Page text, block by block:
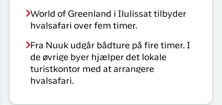
World of Greenland i Ilulissat tilbyder
hvalsafari over fem timer.
Fra Nuuk udgår bådture på fire timer. I
de øvrige byer hjælper det lokale
turistkontor med at arrangere
hvalsafari.